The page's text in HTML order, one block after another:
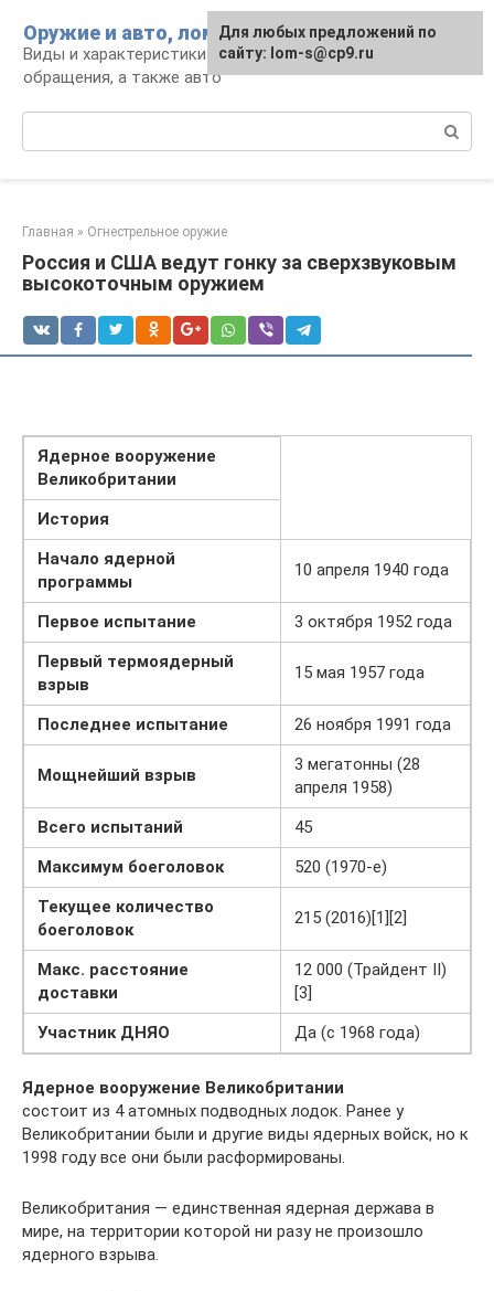
контенту
Оружие и авто, лом для мужика
Виды и характеристики оружия, правила
обращения, а также авто
Главная » Огнестрельное оружие
Россия и США ведут гонку за сверхзвуковым
высокоточным оружием
Ядерное вооружение
Великобритании
История
Начало ядерной
программы
10 апреля 1940 года
Первое испытание
3 октября 1952 года
Первый термоядерный
взрыв
15 мая 1957 года
Последнее испытание 26 ноября 1991 года
Мощнейший взрыв
3 мегатонны (28
апреля 1958)
Всего испытаний
45
Максимум боеголовок
520 (1970-е)
Текущее количество
боеголовок
215 (2016)[1][2]
Макс. расстояние
доставки
12 000 (Трайдент II)
[3]
Участник ДНЯО
Да (с 1968 года)
Ядерное вооружение Великобритании
состоит из 4 атомных подводных лодок. Ранее у
Великобритании были и другие виды ядерных войск, но к
1998 году все они были расформированы.
Великобритания — единственная ядерная держава в
мире, на территории которой ни разу не произошло
ядерного взрыва.
Для любых предложений по
сайту: lom-s@cp9.ru